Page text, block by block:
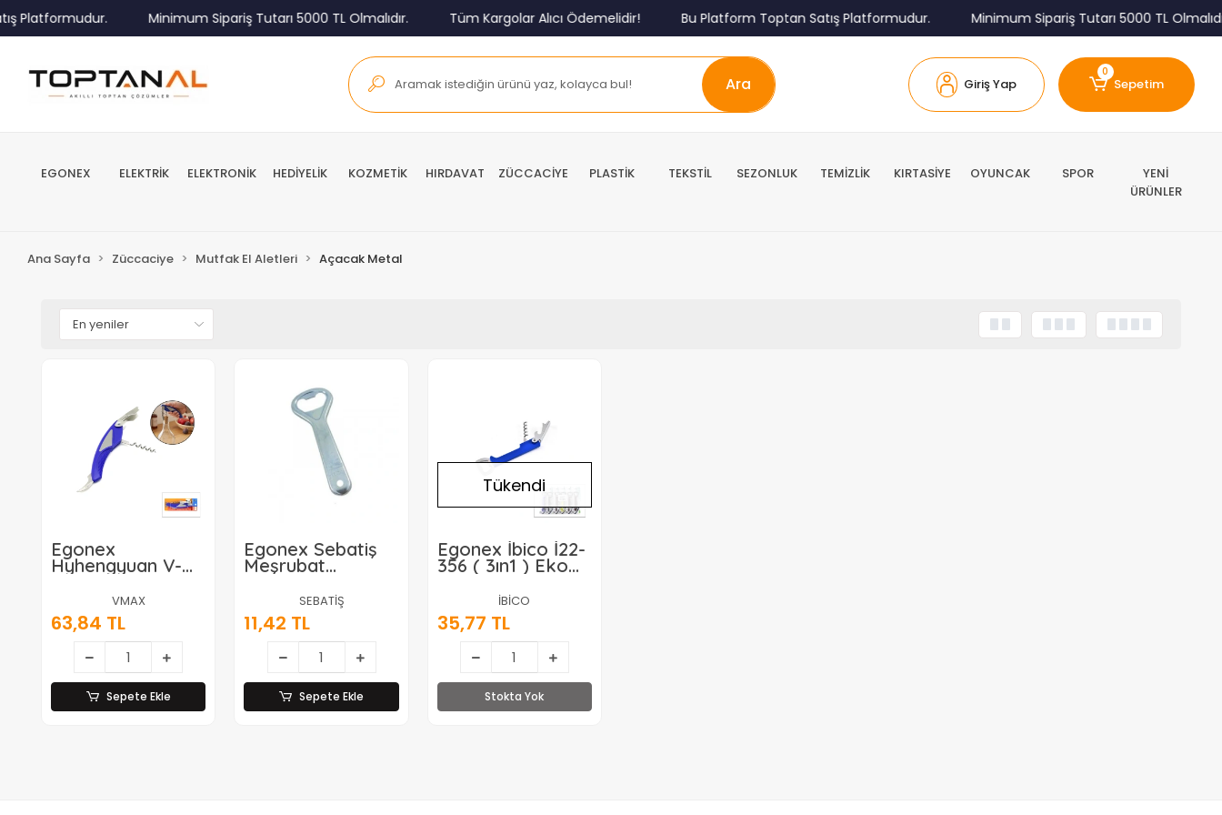
Platformudur. Minimum Sipariş Tutarı 5000 TL Olmalıdır. Tüm Kargolar Alıcı Ödemelidir! Bu Platform Toptan Satış Platformudur. Minimum Sipariş Tutarı 5000 TL
Ara Giriş Yap
0
Sepetim
EGONEX ELEKTRİK ELEKTRONİK HEDİYELİK KOZMETİK HIRDAVAT ZÜCCACİYE PLASTİK TEKSTİL SEZONLUK TEMİZLİK KIRTASİYE OYUNCAK SPOR
YENİ
ÜRÜNLER
Ana Sayfa Züccaciye Mutfak El Aletleri Açacak Metal
Egonex
Hyhengyuan V-
Metal & Plastik
Gövde ) Tirbuşon
Açacak ( Yan
Model )*360
VMAX
63,84 TL
Sepete Ekle
Egonex Sebatiş
Meşrubat
SEBATİŞ
11,42 TL
Sepete Ekle
Tükendi
Egonex İbico İ22-
356 ( 3ın1 ) Eko
Açacak*12x30
İBİCO
35,77 TL
Stokta Yok